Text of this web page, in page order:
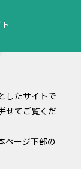
したサイトで
せてご覧くだ
ページ下部の